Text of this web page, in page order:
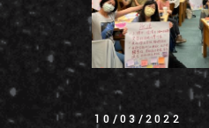
10/03/2022